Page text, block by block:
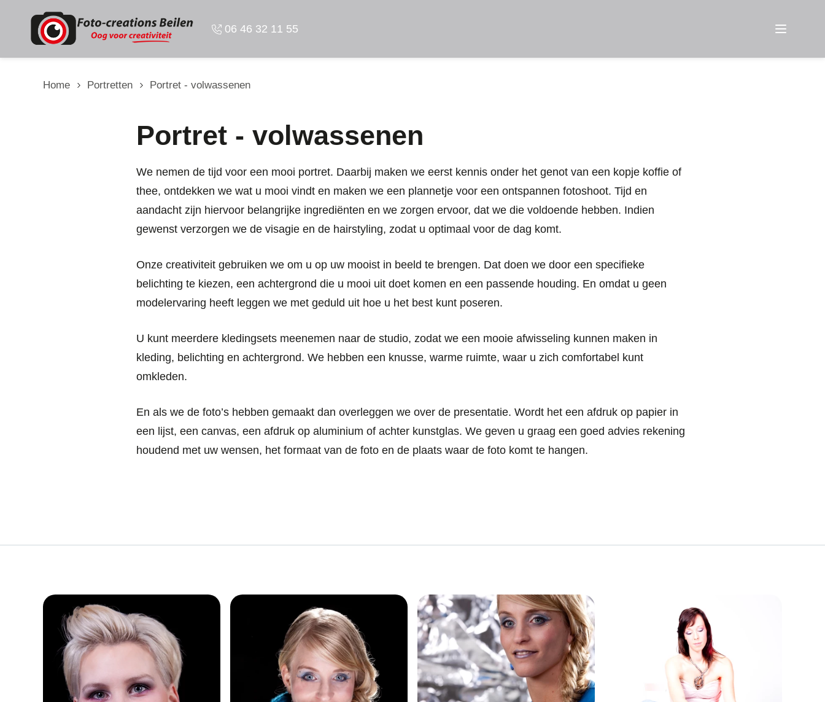
Overslaan en naar de inhoud gaan
06 46 32 11 55
Home Portretten Portret - volwassenen
Portret - volwassenen
We nemen de tijd voor een mooi portret. Daarbij maken we eerst kennis onder het genot van een kopje koffie of
thee, ontdekken we wat u mooi vindt en maken we een plannetje voor een ontspannen fotoshoot. Tijd en
aandacht zijn hiervoor belangrijke ingrediënten en we zorgen ervoor, dat we die voldoende hebben. Indien
gewenst verzorgen we de visagie en de hairstyling, zodat u optimaal voor de dag komt.
Onze creativiteit gebruiken we om u op uw mooist in beeld te brengen. Dat doen we door een specifieke
belichting te kiezen, een achtergrond die u mooi uit doet komen en een passende houding. En omdat u geen
modelervaring heeft leggen we met geduld uit hoe u het best kunt poseren.
U kunt meerdere kledingsets meenemen naar de studio, zodat we een mooie afwisseling kunnen maken in
kleding, belichting en achtergrond. We hebben een knusse, warme ruimte, waar u zich comfortabel kunt
omkleden.
En als we de foto’s hebben gemaakt dan overleggen we over de presentatie. Wordt het een afdruk op papier in
een lijst, een canvas, een afdruk op aluminium of achter kunstglas. We geven u graag een goed advies rekening
houdend met uw wensen, het formaat van de foto en de plaats waar de foto komt te hangen.